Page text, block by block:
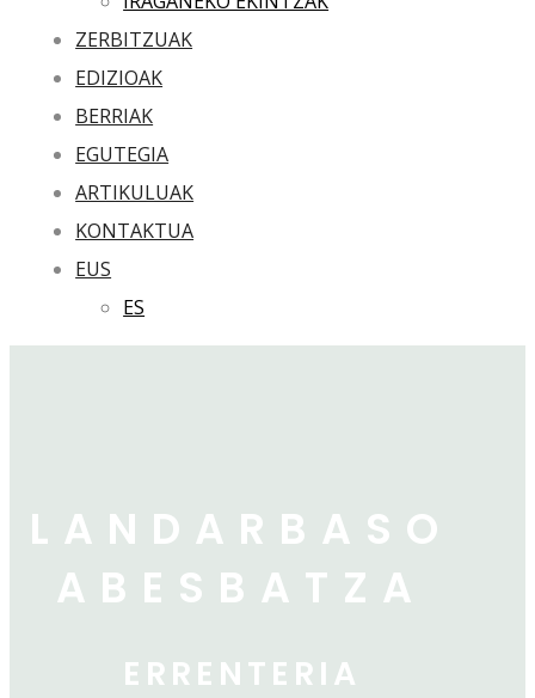
ZERBITZUAK
EDIZIOAK
BERRIAK
EGUTEGIA
ARTIKULUAK
KONTAKTUA
EUS
ES
LANDARBASO
ABESBATZA
ERRENTERIA